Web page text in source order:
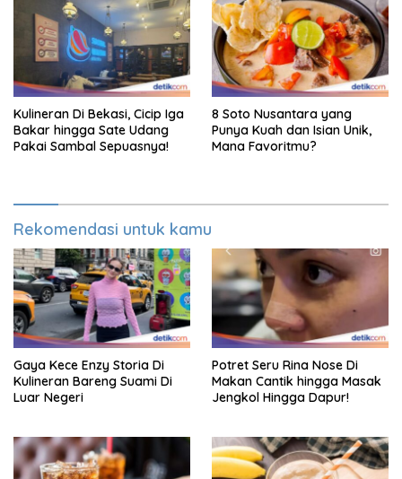
Kulineran Di Bekasi, Cicip Iga
Bakar hingga Sate Udang
Pakai Sambal Sepuasnya!
8 Soto Nusantara yang
Punya Kuah dan Isian Unik,
Mana Favoritmu?
Rekomendasi untuk kamu
Gaya Kece Enzy Storia Di
Kulineran Bareng Suami Di
Luar Negeri
Potret Seru Rina Nose Di
Makan Cantik hingga Masak
Jengkol Hingga Dapur!